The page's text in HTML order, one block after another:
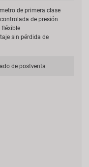
de primera clase
de presión
fléxible
sin pérdida de
de postventa